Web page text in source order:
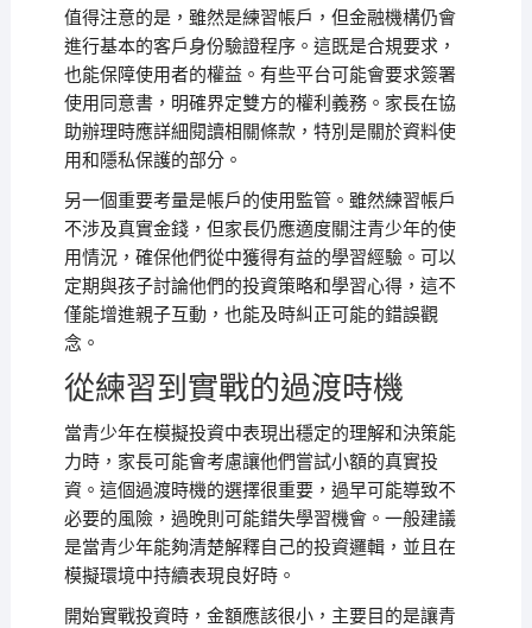
值得注意的是，雖然是練習帳戶，但金融機構仍會
進行基本的客戶身份驗證程序。這既是合規要求，
也能保障使用者的權益。有些平台可能會要求簽署
使用同意書，明確界定雙方的權利義務。家長在協
助辦理時應詳細閱讀相關條款，特別是關於資料使
用和隱私保護的部分。
另一個重要考量是帳戶的使用監管。雖然練習帳戶
不涉及真實金錢，但家長仍應適度關注青少年的使
用情況，確保他們從中獲得有益的學習經驗。可以
定期與孩子討論他們的投資策略和學習心得，這不
僅能增進親子互動，也能及時糾正可能的錯誤觀
念。
從練習到實戰的過渡時機
當青少年在模擬投資中表現出穩定的理解和決策能
力時，家長可能會考慮讓他們嘗試小額的真實投
資。這個過渡時機的選擇很重要，過早可能導致不
必要的風險，過晚則可能錯失學習機會。一般建議
是當青少年能夠清楚解釋自己的投資邏輯，並且在
模擬環境中持續表現良好時。
開始實戰投資時，金額應該很小，主要目的是讓青